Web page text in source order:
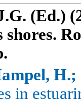
(Ed.)
shores.
in